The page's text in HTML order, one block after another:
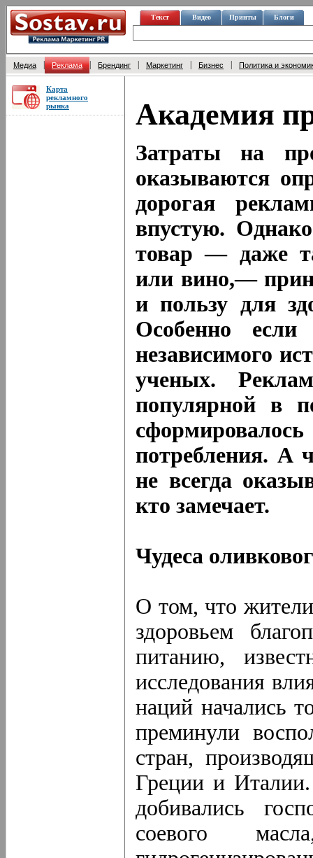
Текст Видео Принты Блоги
Медиа Реклама Брендинг Маркетинг Бизнес Политика и
Карта
рекламного
рынка
Академия
Затраты на
оказываются
дорогая
впустую.
товар — даже
или вино,—
и пользу для
Особенно
независимого
ученых.
популярной в
потребления. А
не всегда
кто замечает.
Чудеса
О том, что
здоровьем
питанию,
исследования
наций начались
преминули
стран,
Греции и
добивались
соевого